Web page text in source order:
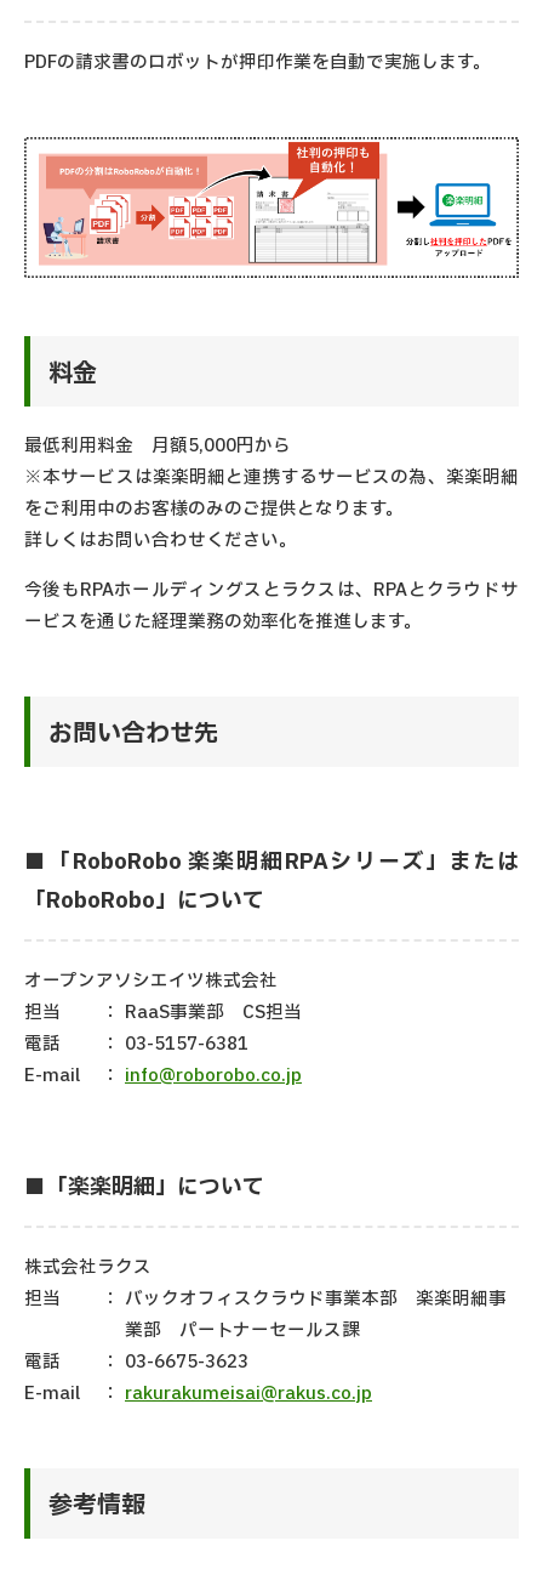
PDFの請求書のロボットが押印作業を自動で実施します。
料金
最低利用料金 月額5,000円から
※本サービスは楽楽明細と連携するサービスの為、楽楽明細
をご利用中のお客様のみのご提供となります。
詳しくはお問い合わせください。
今後もRPAホールディングスとラクスは、RPAとクラウドサ
ービスを通じた経理業務の効率化を推進します。
お問い合わせ先
■「RoboRobo 楽楽明細RPAシリーズ」または
「RoboRobo」について
オープンアソシエイツ株式会社
担当
： RaaS事業部 CS担当
電話
： 03-5157-6381
E-mail
： info@roborobo.co.jp
■「楽楽明細」について
株式会社ラクス
担当
： バックオフィスクラウド事業本部 楽楽明細事
業部 パートナーセールス課
電話
： 03-6675-3623
E-mail
： rakurakumeisai@rakus.co.jp
参考情報